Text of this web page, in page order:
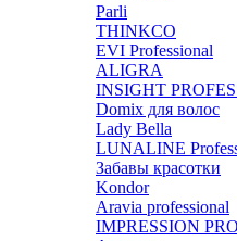
Parli
THINKCO
EVI Professional
ALIGRA
INSIGHT
Domix для волос
Lady Bella
LUNALINE
Забавы красотки
Kondor
Aravia professional
IMPRESSION